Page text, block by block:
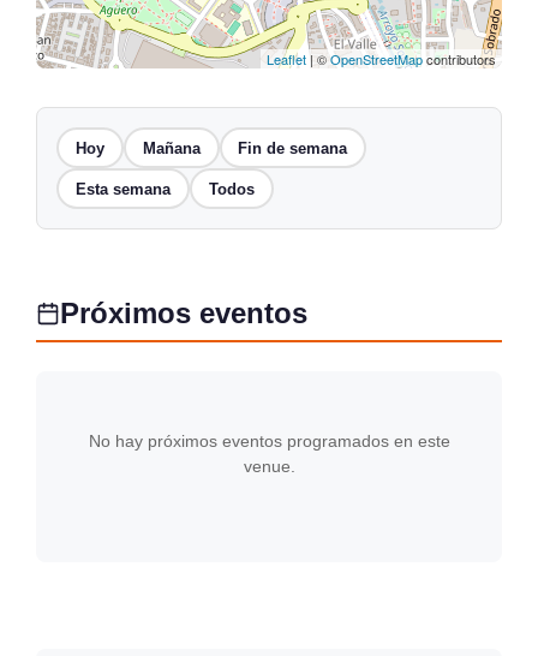
Leaflet | ©OpenStreetMapcontributors
Hoy Mañana Fin de semana
Esta semana Todos
Próximos eventos
No hay próximos eventos programados en este
venue.